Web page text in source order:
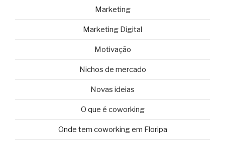
Marketing
Marketing Digital
Motivação
Nichos de mercado
Novas ideias
O que é coworking
Onde tem coworking em Floripa